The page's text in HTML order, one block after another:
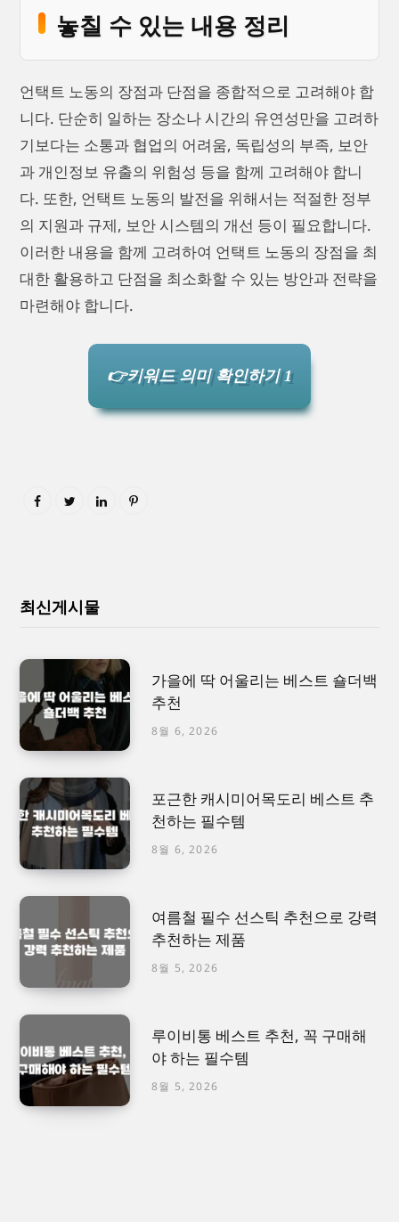
놓칠 수 있는 내용 정리
언택트 노동의 장점과 단점을 종합적으로 고려해야 합
니다. 단순히 일하는 장소나 시간의 유연성만을 고려하
기보다는 소통과 협업의 어려움, 독립성의 부족, 보안
과 개인정보 유출의 위험성 등을 함께 고려해야 합니
다. 또한, 언택트 노동의 발전을 위해서는 적절한 정부
의 지원과 규제, 보안 시스템의 개선 등이 필요합니다.
이러한 내용을 함께 고려하여 언택트 노동의 장점을 최
대한 활용하고 단점을 최소화할 수 있는 방안과 전략을
마련해야 합니다.
👉키워드 의미 확인하기 1
최신게시물
가을에 딱 어울리는 베스트 숄더백
추천
8월 6, 2026
포근한 캐시미어목도리 베스트 추
천하는 필수템
8월 6, 2026
여름철 필수 선스틱 추천으로 강력
추천하는 제품
8월 5, 2026
루이비통 베스트 추천, 꼭 구매해
야 하는 필수템
8월 5, 2026